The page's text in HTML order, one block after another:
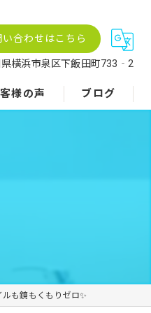
い合わせはこちら
横浜市泉区下飯田町733‐2
様の声 ブログ
ルも鏡もくもりゼロ✨